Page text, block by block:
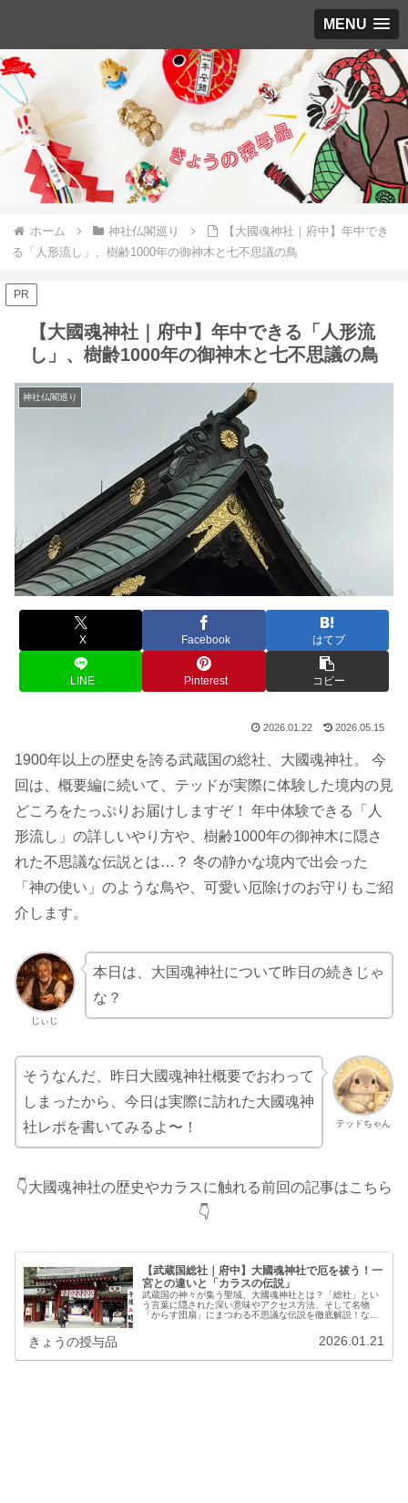
MENU
ホーム 神社仏閣巡り
【大國魂神社｜府中】年中でき
る「人形流し」、樹齢1000年の御神木と七不思議の鳥
PR
【大國魂神社｜府中】年中できる「人形流
し」、樹齢1000年の御神木と七不思議の鳥
神社仏閣巡り
X Facebook はてブ
LINE Pinterest コピー
2026.01.22 2026.05.15
1900年以上の歴史を誇る武蔵国の総社、大國魂神社。 今
回は、概要編に続いて、テッドが実際に体験した境内の見
どころをたっぷりお届けしますぞ！ 年中体験できる「人
形流し」の詳しいやり方や、樹齢1000年の御神木に隠さ
れた不思議な伝説とは…？ 冬の静かな境内で出会った
「神の使い」のような鳥や、可愛い厄除けのお守りもご紹
介します。
じぃじ
本日は、大国魂神社について昨日の続きじゃ
な？
テッドちゃん
そうなんだ、昨日大國魂神社概要でおわって
しまったから、今日は実際に訪れた大國魂神
社レポを書いてみるよ〜！
👇大國魂神社の歴史やカラスに触れる前回の記事はこちら
👇
【武蔵国総社｜府中】大國魂神社で厄を祓う！一
宮との違いと「カラスの伝説」
武蔵国の神々が集う聖域、大國魂神社とは？「総社」とい
う言葉に隠された深い意味やアクセス方法、そして名物
「からす団扇」にまつわる不思議な伝説を徹底解説！なぜ
ら紐解く三つの考察は必見です。一千年の歴史と現代の知
きょうの授与品 2026.01.21